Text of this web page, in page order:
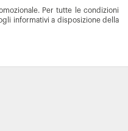
Per tutte le condizioni
informativi a disposizione della